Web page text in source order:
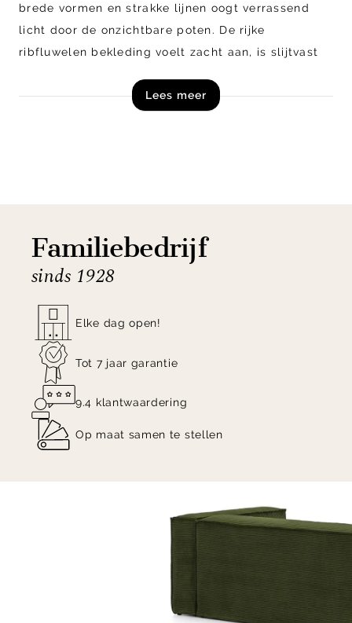
brede vormen en strakke lijnen oogt verrassend
licht door de onzichtbare poten. De rijke
ribfluwelen bekleding voelt zacht aan, is slijtvast
chaise longue biedt alle ruimte om languit te
wordt in losse onderdelen, inclusief handleiding,
schroeven en beslag geleverd.
Lees meer
Familiebedrijf
sinds 1928
Elke dag open!
Tot 7 jaar garantie
9.4 klantwaardering
Op maat samen te stellen